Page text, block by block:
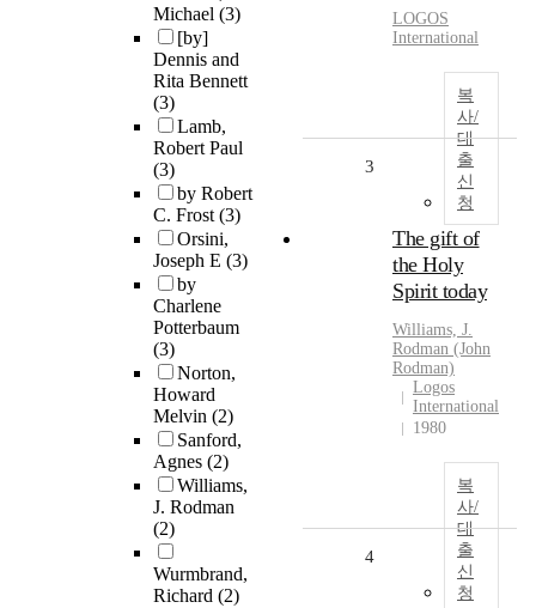
Michael (3)
[by]
Dennis and
Rita Bennett
(3)
Lamb,
Robert Paul
(3)
by Robert
C. Frost(3)
Orsini,
Joseph E (3)
by
Charlene
Potterbaum
(3)
Norton,
Howard
Melvin (2)
Sanford,
Agnes (2)
Williams,
J. Rodman
(2)
Wurmbrand,
Richard (2)
LOGOS
International
복
사/
대
출
신
청
3
The gift of
the Holy
Spirit today
Williams, J.
Rodman (John
Rodman)
Logos
International
1980
복
사/
대
출
신
청
4